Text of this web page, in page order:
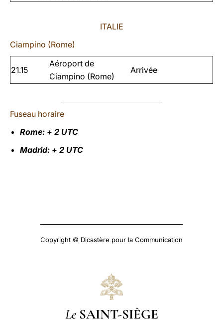
ITALIE
Ciampino (Rome)
21.15
Aéroport de
Ciampino (Rome)
Arrivée
Fuseau horaire
Rome: + 2 UTC
Madrid: + 2 UTC
Copyright © Dicastère pour la Communication
Le SAINT-SIÈGE